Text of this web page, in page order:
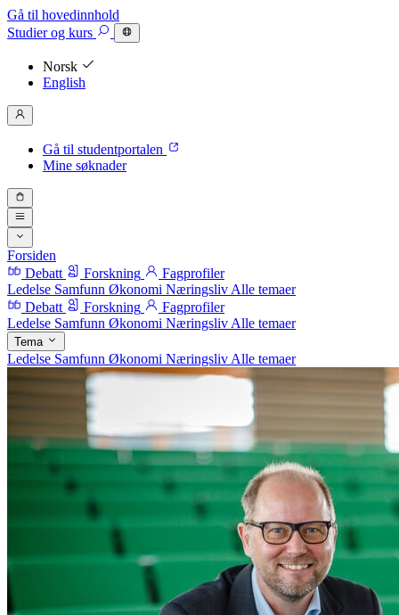
Gå til hovedinnhold
Studierog kurs
Norsk
English
Gå til studentportalen
Mine søknader
Forsiden
Debatt
Forskning
Fagprofiler
Ledelse Samfunn Økonomi Næringsliv Alle temaer
Debatt
Forskning
Fagprofiler
Ledelse Samfunn Økonomi Næringsliv Alle temaer
Tema
Ledelse Samfunn Økonomi Næringsliv Alle temaer